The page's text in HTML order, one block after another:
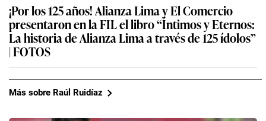
¡Por los 125 años! Alianza Lima y El Comercio
presentaron en la FIL el libro “Íntimos y Eternos:
La historia de Alianza Lima a través de 125 ídolos”
| FOTOS
Más sobre Raúl Ruidíaz